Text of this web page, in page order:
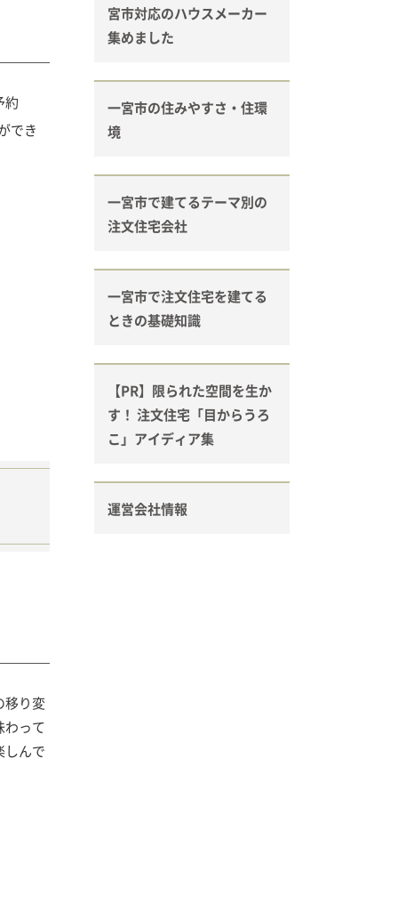
約
でき
移り変
わって
しんで
宮市対応のハウスメーカー
集めました
一宮市の住みやすさ・住環
境
一宮市で建てるテーマ別の
注文住宅会社
一宮市で注文住宅を建てる
ときの基礎知識
【PR】限られた空間を生か
す！ 注文住宅「目からうろ
こ」アイディア集
運営会社情報